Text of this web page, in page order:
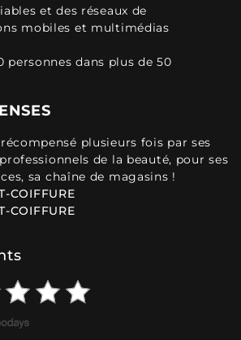
et des réseaux de
mobiles et multimédias
personnes dans plus de 50
plusieurs fois par ses
de la beauté, pour ses
sa chaîne de magasins !